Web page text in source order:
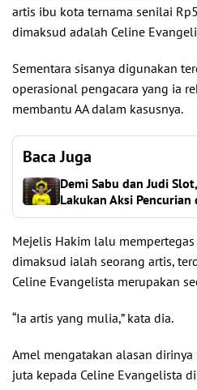
artis ibu kota ternama senilai
dimaksud adalah Celine
Sementara sisanya digunakan
operasional pengacara yang ia
membantu AA dalam kasusnya.
Baca Juga
Demi Sabu dan Judi
Lakukan Aksi Pencurian
Mejelis Hakim lalu
dimaksud ialah seorang artis,
Celine Evangelista merupakan
“Ia artis yang mulia,” kata dia.
Amel mengatakan alasan
juta kepada Celine Evangelista